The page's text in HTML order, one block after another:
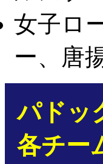
女子ロ
ー、唐
パドッ
各チー